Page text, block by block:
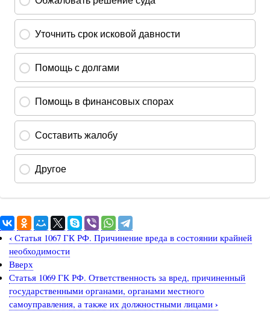
‹Статья 1067 ГК РФ. Причинение вреда в состоянии крайней
необходимости
Вверх
Статья 1069 ГК РФ. Ответственность за вред, причиненный
государственными органами, органами местного
самоуправления, а также их должностными лицами ›